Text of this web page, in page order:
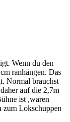
Wenn du den
ranhängen. Das
Normal brauchst
auf die 2,7m
ist ,waren
zum Lokschuppen